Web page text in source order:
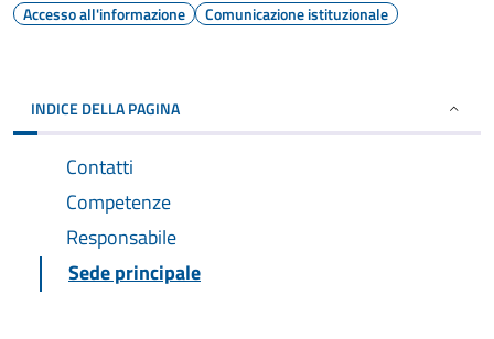
Accesso all'informazione Comunicazione istituzionale
INDICE DELLA PAGINA
Contatti
Competenze
Responsabile
Sede principale